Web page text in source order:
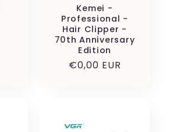
Kemei -
Professional -
Hair Clipper -
70th Anniversary
Edition
Normaler
€0,00 EUR